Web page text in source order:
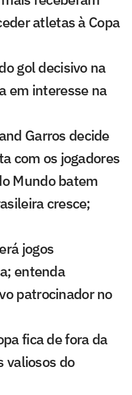
atletas à Copa
gol decisivo na
em interesse na
Garros decide
com os jogadores
Mundo batem
cresce;
jogos
entenda
patrocinador no
fica de fora da
valiosos do